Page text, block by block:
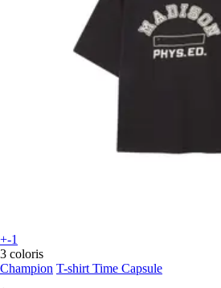
+-1
3 coloris
Champion T-shirt Time Capsule